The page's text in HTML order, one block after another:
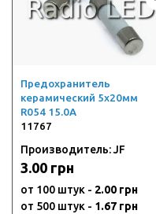
Предохранитель
керамический 5х20мм
R054 15.0А
11767
Производитель: JF
3.00 грн
от 100 штук - 2.00 грн
от 500 штук - 1.67 грн